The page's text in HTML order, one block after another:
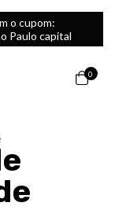
o cupom:
Paulo capital
0